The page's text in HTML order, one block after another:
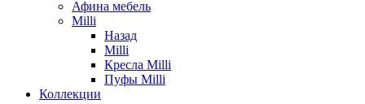
Афина мебель
Milli
Назад
Milli
Кресла Milli
Пуфы Milli
Коллекции